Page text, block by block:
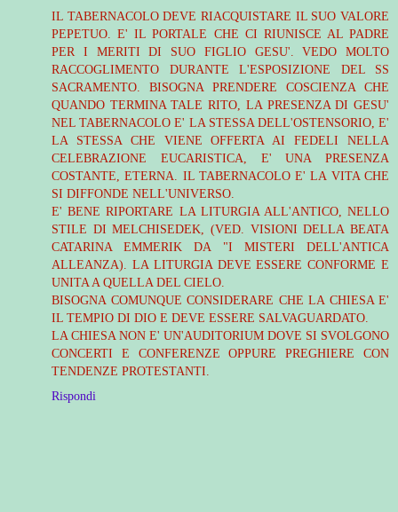
IL TABERNACOLO DEVE RIACQUISTARE IL SUO VALORE
PEPETUO. E' IL PORTALE CHE CI RIUNISCE AL PADRE
PER I MERITI DI SUO FIGLIO GESU'. VEDO MOLTO
RACCOGLIMENTO DURANTE L'ESPOSIZIONE DEL SS
SACRAMENTO. BISOGNA PRENDERE COSCIENZA CHE
QUANDO TERMINA TALE RITO, LA PRESENZA DI GESU'
NEL TABERNACOLO E' LA STESSA DELL'OSTENSORIO, E'
LA STESSA CHE VIENE OFFERTA AI FEDELI NELLA
CELEBRAZIONE EUCARISTICA, E' UNA PRESENZA
COSTANTE, ETERNA. IL TABERNACOLO E' LA VITA CHE
SI DIFFONDE NELL'UNIVERSO.
E' BENE RIPORTARE LA LITURGIA ALL'ANTICO, NELLO
STILE DI MELCHISEDEK, (VED. VISIONI DELLA BEATA
CATARINA EMMERIK DA "I MISTERI DELL'ANTICA
ALLEANZA). LA LITURGIA DEVE ESSERE CONFORME E
UNITA A QUELLA DEL CIELO.
BISOGNA COMUNQUE CONSIDERARE CHE LA CHIESA E'
IL TEMPIO DI DIO E DEVE ESSERE SALVAGUARDATO.
LA CHIESA NON E' UN'AUDITORIUM DOVE SI SVOLGONO
CONCERTI E CONFERENZE OPPURE PREGHIERE CON
TENDENZE PROTESTANTI.
Rispondi